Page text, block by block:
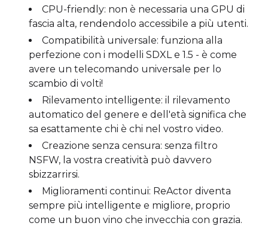
CPU-friendly: non è necessaria una GPU di
fascia alta, rendendolo accessibile a più utenti.
Compatibilità universale: funziona alla
perfezione con i modelli SDXL e 1.5 - è come
avere un telecomando universale per lo
scambio di volti!
Rilevamento intelligente: il rilevamento
automatico del genere e dell'età significa che
sa esattamente chi è chi nel vostro video.
Creazione senza censura: senza filtro
NSFW, la vostra creatività può davvero
sbizzarrirsi.
Miglioramenti continui: ReActor diventa
sempre più intelligente e migliore, proprio
come un buon vino che invecchia con grazia.